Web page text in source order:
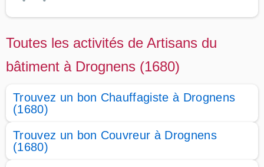
Toutes les activités de Artisans du
bâtiment à Drognens (1680)
Trouvez un bon Chauffagiste à Drognens
(1680)
Trouvez un bon Couvreur à Drognens
(1680)